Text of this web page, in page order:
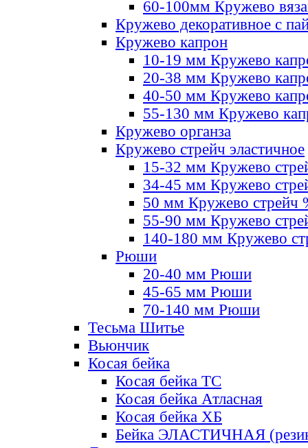
60-100мм Кружево
Кружево декоративное с
Кружево капрон
10-19 мм Кружево
20-38 мм Кружево
40-50 мм Кружево
55-130 мм Кружево
Кружево органза
Кружево стрейч эластичное
15-32 мм Кружево
34-45 мм Кружево
50 мм Кружево стрейч
55-90 мм Кружево
140-180 мм Кружево
Рюши
20-40 мм Рюши
45-65 мм Рюши
70-140 мм Рюши
Тесьма Шитье
Вьюнчик
Косая бейка
Косая бейка ТС
Косая бейка Атласная
Косая бейка ХБ
Бейка ЭЛАСТИЧНАЯ